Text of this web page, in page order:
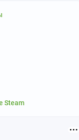
Steam